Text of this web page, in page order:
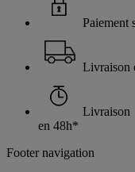
Paiement
Livraison
Livraison
en 48h*
Footer navigation